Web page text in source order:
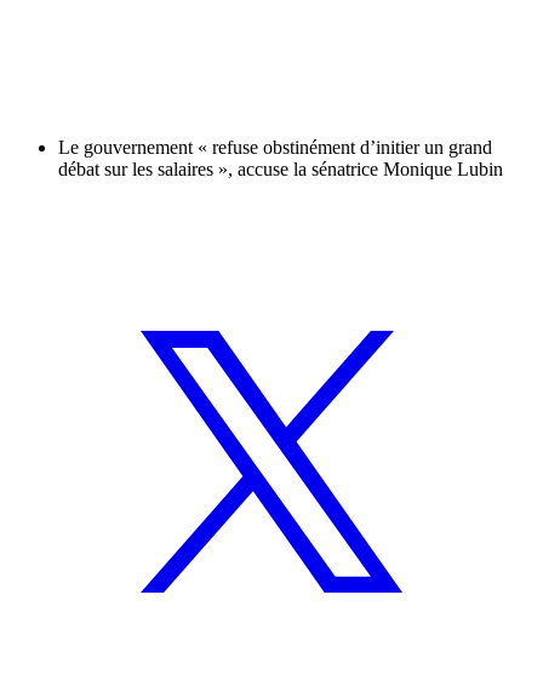
Le gouvernement « refuse obstinément d’initier un grand
débat sur les salaires », accuse la sénatrice Monique Lubin